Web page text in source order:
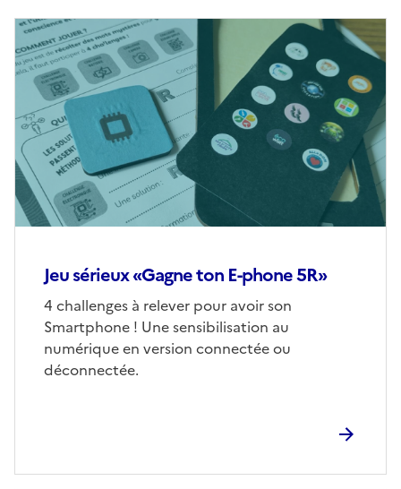
Jeu sérieux «Gagne ton E-phone 5R»
Corps
4 challenges à relever pour avoir son
Smartphone ! Une sensibilisation au
numérique en version connectée ou
déconnectée.
Image
de
couverture
(conseillée)